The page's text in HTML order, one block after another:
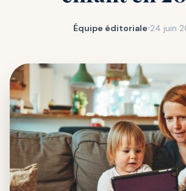
Équipe éditoriale 24 juin